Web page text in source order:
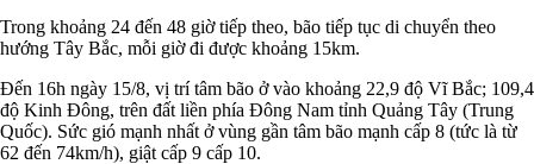
Trong khoảng 24 đến 48 giờ tiếp theo, bão tiếp tục di chuyển theo
hướng Tây Bắc, mỗi giờ đi được khoảng 15km.
Đến 16h ngày 15/8, vị trí tâm bão ở vào khoảng 22,9 độ Vĩ Bắc; 109,4
độ Kinh Đông, trên đất liền phía Đông Nam tỉnh Quảng Tây (Trung
Quốc). Sức gió mạnh nhất ở vùng gần tâm bão mạnh cấp 8 (tức là từ
62 đến 74km/h), giật cấp 9 cấp 10.